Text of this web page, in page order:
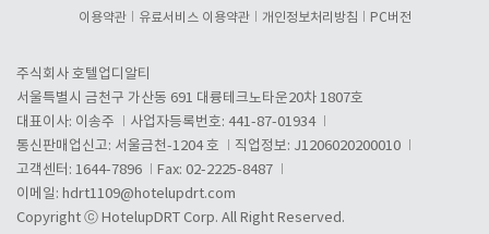
이용약관 유료서비스 이용약관 개인정보처리방침 PC버전
주식회사 호텔업디알티
서울특별시 금천구 가산동 691 대륭테크노타운20차 1807호
대표이사: 이송주
사업자등록번호: 441-87-01934
통신판매업신고: 서울금천-1204 호
직업정보: J1206020200010
고객센터: 1644-7896
Fax: 02-2225-8487
이메일: hdrt1109@hotelupdrt.com
Copyright ⓒ HotelupDRT Corp. All Right Reserved.